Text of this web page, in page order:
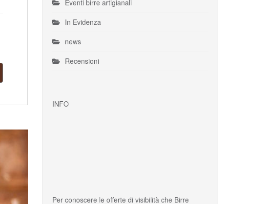
Eventi birre artigianali
In Evidenza
news
Recensioni
INFO
Per conoscere le offerte di visibilità che Birre